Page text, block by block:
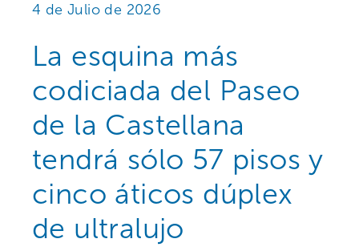
4 de Julio de 2026
La esquina más
codiciada del Paseo
de la Castellana
tendrá sólo 57 pisos y
cinco áticos dúplex
de ultralujo